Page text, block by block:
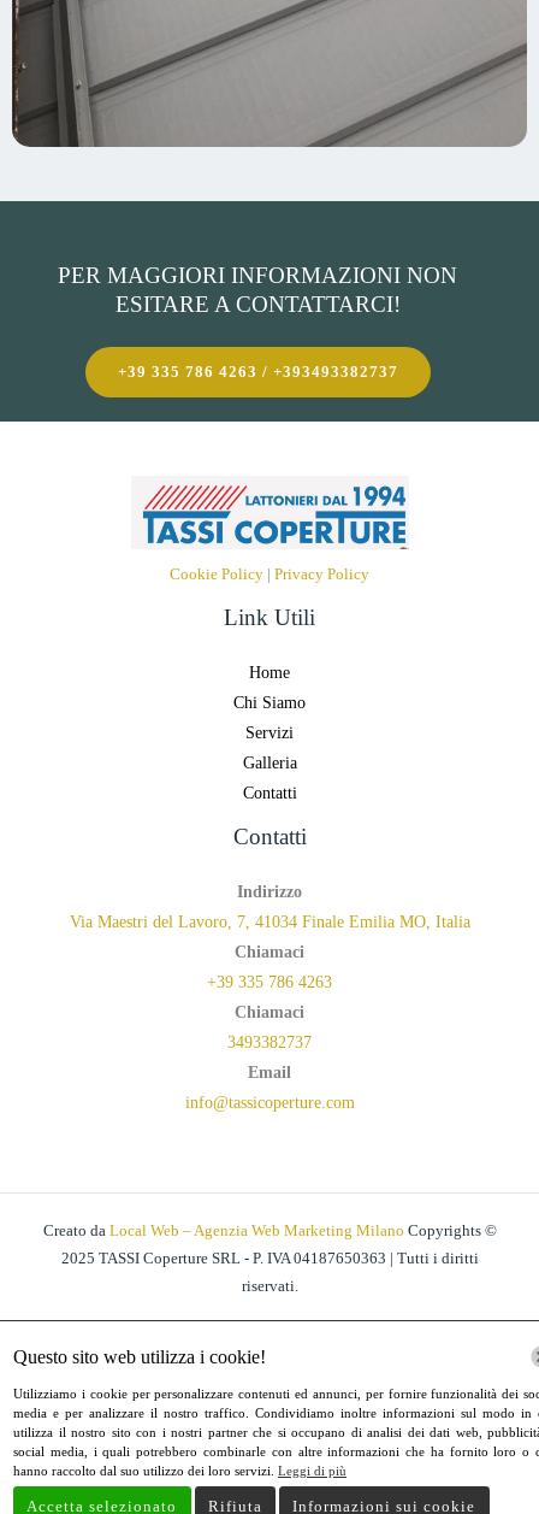
PER MAGGIORI INFORMAZIONI NON
ESITARE A CONTATTARCI!
+39 335 786 4263 / +393493382737
Cookie Policy Privacy Policy
Link Utili
Home
Chi Siamo
Servizi
Galleria
Contatti
Contatti
Indirizzo
Via Maestri del Lavoro, 7, 41034 Finale Emilia MO, Italia
Chiamaci
+39 335 786 4263
Chiamaci
3493382737
Email
info@tassicoperture.com
Creato da Local Web – Agenzia Web Marketing Milano Copyrights ©
2025 TASSI Coperture SRL - P. IVA 04187650363 | Tutti i diritti
riservati.
Questo sito web utilizza i cookie!
Utilizziamo i cookie per personalizzare contenuti ed annunci, per fornire funzionalità dei
media e per analizzare il nostro traffico. Condividiamo inoltre informazioni sul modo in
utilizza il nostro sito con i nostri partner che si occupano di analisi dei dati web,
social media, i quali potrebbero combinarle con altre informazioni che ha fornito loro o
hanno raccolto dal suo utilizzo dei loro servizi. Leggi di più
Accetta selezionato Rifiuta Informazioni sui cookie